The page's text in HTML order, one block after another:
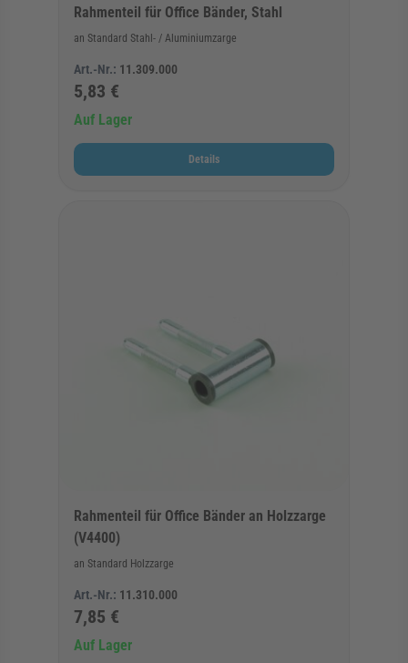
Rahmenteil für Office Bänder, Stahl
an Standard Stahl- / Aluminiumzarge
Art.-Nr.: 11.309.000
5,83 €
Auf Lager
Details
Rahmenteil für Office Bänder an Holzzarge
(V4400)
an Standard Holzzarge
Art.-Nr.: 11.310.000
7,85 €
Auf Lager